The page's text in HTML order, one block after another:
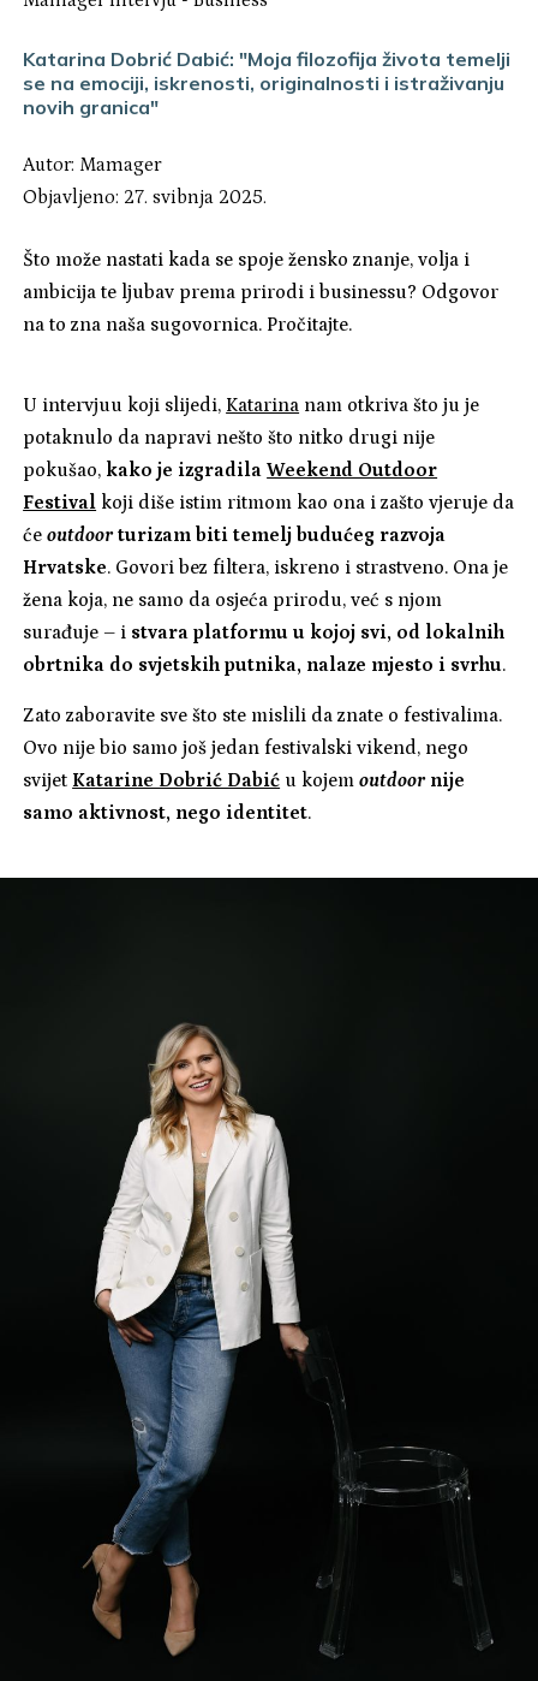
Katarina Dobrić Dabić: "Moja filozofija života temelji
se na emociji, iskrenosti, originalnosti i istraživanju
novih granica"
Autor: Mamager
Objavljeno: 27. svibnja 2025.
Što može nastati kada se spoje žensko znanje, volja i
ambicija te ljubav prema prirodi i businessu? Odgovor
na to zna naša sugovornica. Pročitajte.
U intervjuu koji slijedi, Katarina nam otkriva što ju je
potaknulo da napravi nešto što nitko drugi nije
pokušao, kako je izgradilaWeekend Outdoor
Festival koji diše istim ritmom kao ona i zašto vjeruje da
ćeoutdoorturizam biti temelj budućeg razvoja
Hrvatske. Govori bez filtera, iskreno i strastveno. Ona je
žena koja, ne samo da osjeća prirodu, već s njom
surađuje – i stvara platformu u kojoj svi, od lokalnih
obrtnika do svjetskih putnika, nalaze mjesto i svrhu.
Zato zaboravite sve što ste mislili da znate o festivalima.
Ovo nije bio samo još jedan festivalski vikend, nego
svijet Katarine Dobrić Dabić u kojemoutdoornije
samo aktivnost, nego identitet.